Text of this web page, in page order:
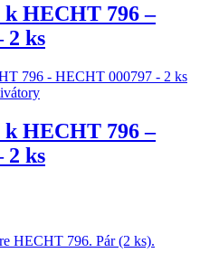
k HECHT 796 –
2 ks
k HECHT 796 –
2 ks
HECHT 796. Pár (2 ks).